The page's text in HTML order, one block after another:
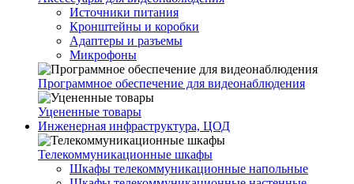
Источники питания
Кронштейны и коробки
Адаптеры и разъемы
Микрофоны
Программное обеспечение для видеонаблюдения
Уцененные товары
Инженерная инфраструктура, ЦОД
Телекоммуникационные шкафы
Шкафы телекоммуникационные напольные